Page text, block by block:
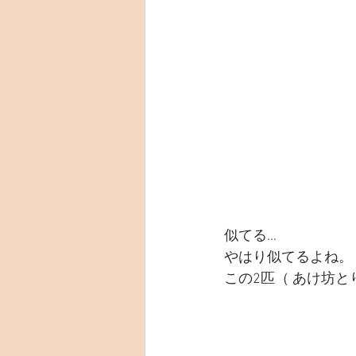
似てる…
やはり似てるよね。
この2匹（ あけ坊と